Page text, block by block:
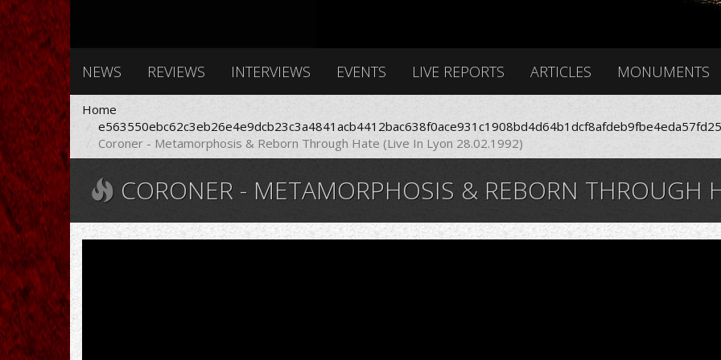
NEWS REVIEWS INTERVIEWS EVENTS LIVE REPORTS ARTICLES MONUMENTS
Home
Coroner - Metamorphosis & Reborn Through Hate (Live In Lyon 28.02.1992)
CORONER - METAMORPHOSIS & REBORN THROUGH HATE